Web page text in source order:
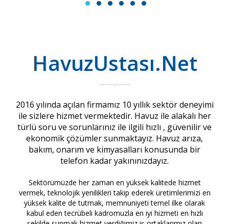
1 2 3 4 5 6
HavuzUstası.Net
2016 yılında açılan firmamız 10 yıllık sektör deneyimi
ile sizlere hizmet vermektedir. Havuz ile alakalı her
türlü soru ve sorunlarınız ile ilgili hızlı , güvenilir ve
ekonomik çözümler sunmaktayız. Havuz arıza,
bakım, onarım ve kimyasalları konusunda bir
telefon kadar yakınınızdayız.
Sektörümüzde her zaman en yüksek kalitede hizmet
vermek, teknolojik yenilikleri takip ederek üretimlerimizi en
yüksek kalite de tutmak, memnuniyeti temel ilke olarak
kabul eden tecrübeli kadromuzla en iyi hizmeti en hızlı